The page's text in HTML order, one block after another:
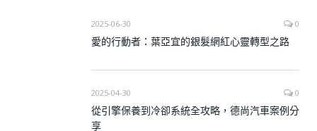
2025-06-30 0
愛的行動者：葉亞宜的銀髮網紅心靈轉型之路
2025-04-30 0
從引擎保養到冷卻系統全攻略，德尚汽車案例分
享